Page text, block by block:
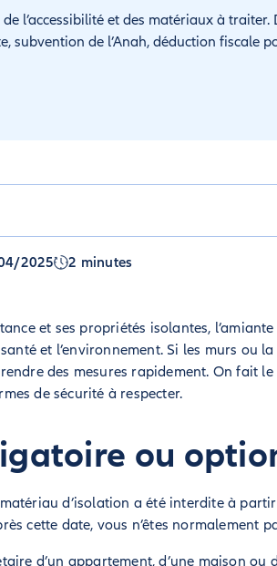
l’accessibilité et des matériaux à
subvention de l’Anah, déduction fiscale
2025 2 minutes
et ses propriétés isolantes,
et l’environnement. Si les murs ou
des mesures rapidement. On fait
de sécurité à respecter.
ou
d’isolation a été interdite à
cette date, vous n’êtes normalement
d’un appartement, d’une maison